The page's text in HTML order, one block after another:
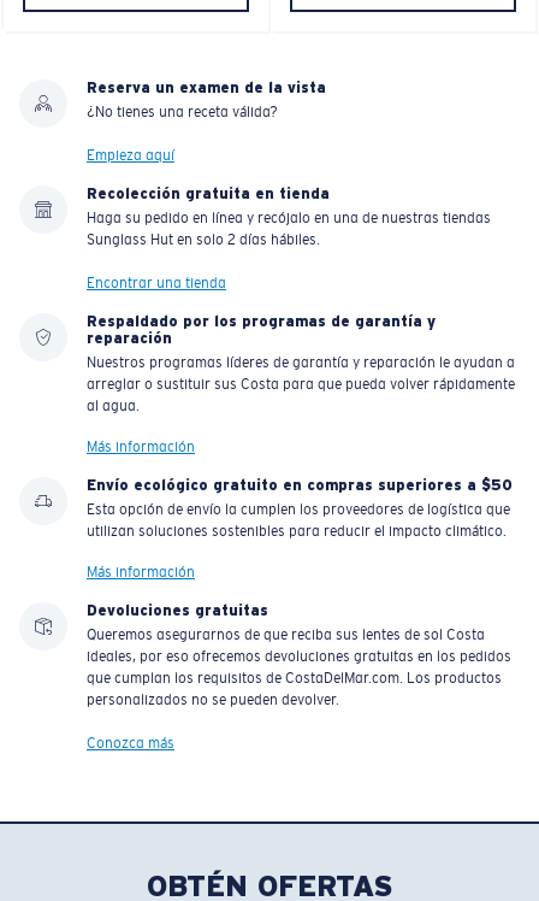
Reserva un examen de la vista
¿No tienes una receta válida?
Empieza aquí
Recolección gratuita en tienda
Haga su pedido en línea y recójalo en una de nuestras tiendas
Sunglass Hut en solo 2 días hábiles.
Encontrar una tienda
Respaldado por los programas de garantía y
reparación
Nuestros programas líderes de garantía y reparación le ayudan a
arreglar o sustituir sus Costa para que pueda volver rápidamente
al agua.
Más información
Envío ecológico gratuito en compras superiores a $50
Esta opción de envío la cumplen los proveedores de logística que
utilizan soluciones sostenibles para reducir el impacto climático.
Más información
Devoluciones gratuitas
Queremos asegurarnos de que reciba sus lentes de sol Costa
ideales, por eso ofrecemos devoluciones gratuitas en los pedidos
que cumplan los requisitos de CostaDelMar.com. Los productos
personalizados no se pueden devolver.
Conozca más
OBTÉN OFERTAS